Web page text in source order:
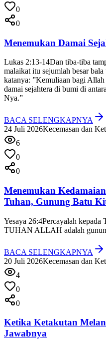
0
0
Menemukan Damai
Lukas 2:13-14Dan tiba-tiba
malaikat itu sejumlah besar
katanya: ”Kemuliaan bagi
damai sejahtera di bumi di
Nya.”
BACA SELENGKAPNYA
24 Juli 2026Kecemasan dan
6
0
0
Menemukan
Tuhan, Gunung Batu
Yesaya 26:4Percayalah kepada
TUHAN ALLAH adalah
BACA SELENGKAPNYA
20 Juli 2026Kecemasan dan
4
0
0
Ketika Ketakutan
Jawabnya